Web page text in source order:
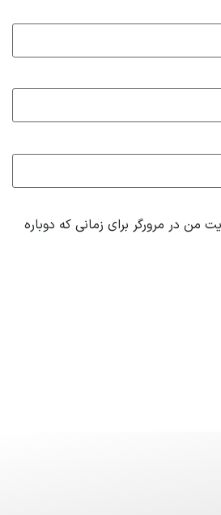
من در مرورگر برای زمانی که دوباره